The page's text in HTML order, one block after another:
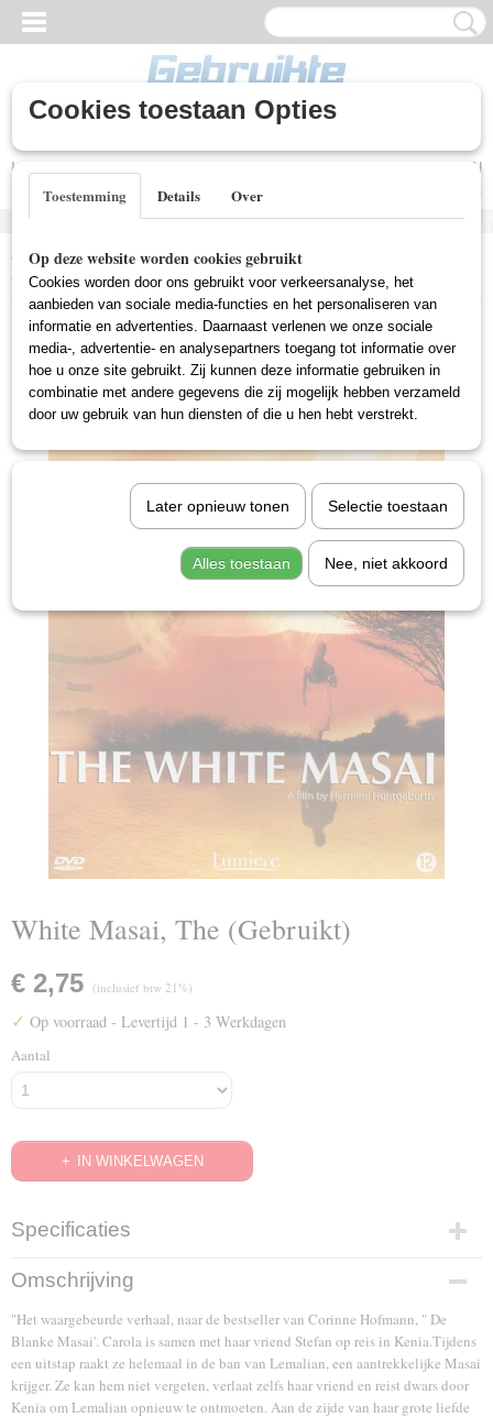
Inloggen
UW WINKELWAGEN
Home >Gebruikte DVD's>Romantische DVD Gebruikt
Masai, The (Gebruikt)
White Masai, The (Gebruikt)
€ 2,75 (inclusief btw 21%)
✓ Op voorraad - Levertijd 1 - 3 Werkdagen
Aantal
IN WINKELWAGEN
Specificaties
EAN code
5425019000226
Omschrijving
"Het waargebeurde verhaal, naar de bestseller van Corinne Hofmann, " De
Blanke Masai'. Carola is samen met haar vriend Stefan op reis in Kenia.Tijdens
een uitstap raakt ze helemaal in de ban van Lemalian, een aantrekkelijke Masai
krijger. Ze kan hem niet vergeten, verlaat zelfs haar vriend en reist dwars door
Kenia om Lemalian opnieuw te ontmoeten. Aan de zijde van haar grote liefde
Cookies toestaan Opties
Toestemming Details Over
Op deze website worden cookies gebruikt
Cookies worden door ons gebruikt voor verkeersanalyse, het
aanbieden van sociale media-functies en het personaliseren van
informatie en advertenties. Daarnaast verlenen we onze sociale
media-, advertentie- en analysepartners toegang tot informatie over
hoe u onze site gebruikt. Zij kunnen deze informatie gebruiken in
combinatie met andere gegevens die zij mogelijk hebben verzameld
door uw gebruik van hun diensten of die u hen hebt verstrekt.
Later opnieuw tonen Selectie toestaan
Alles toestaan Nee, niet akkoord